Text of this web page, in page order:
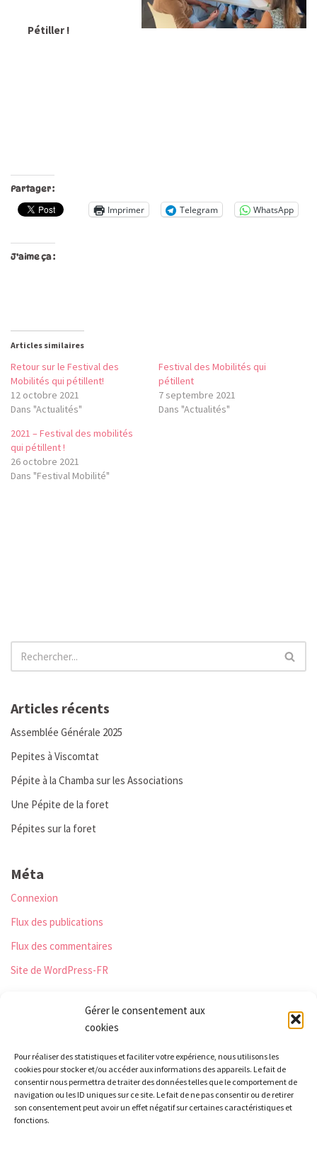
Gérer le consentement aux
cookies
Pour réaliser des statistiques et faciliter votre expérience, nous utilisons les
cookies pour stocker et/ou accéder aux informations des appareils. Le fait de
consentir nous permettra de traiter des données telles que le comportement de
navigation ou les ID uniques sur ce site. Le fait de ne pas consentir ou de retirer
son consentement peut avoir un effet négatif sur certaines caractéristiques et
fonctions.
Pétiller !
Partager :
Imprimer Telegram WhatsApp
J’aime ça :
Articles similaires
Retour sur le Festival des
Mobilités qui pétillent!
12 octobre 2021
Dans "Actualités"
Festival des Mobilités qui
pétillent
7 septembre 2021
Dans "Actualités"
2021 – Festival des mobilités
qui pétillent !
26 octobre 2021
Dans "Festival Mobilité"
Articles récents
Assemblée Générale 2025
Pepites à Viscomtat
Pépite à la Chamba sur les Associations
Une Pépite de la foret
Pépites sur la foret
Méta
Connexion
Flux des publications
Flux des commentaires
Site de WordPress-FR
Le Relais
21 rue Peurière
42440 Noirétable
contact[a]lesmontsquipetillent.org